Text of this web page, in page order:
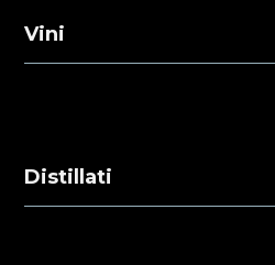
Vini
Distillati